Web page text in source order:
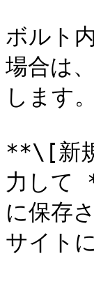
ボルト
場合は
します。
**\[新
力して
に保存
サイト